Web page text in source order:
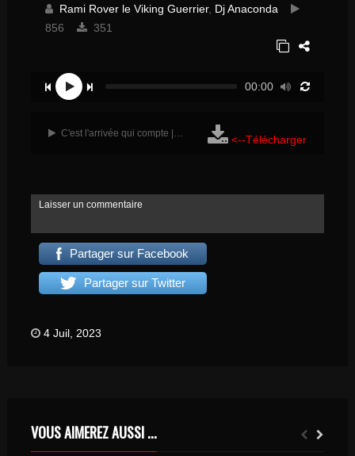
Rami Rover le Viking Guerrier, Dj Anaconda
856
351
00:00
C'est l'arrivée qui compte | 15:16 min | 21 Mo <--Télécharger
Laisser un commentaire
Partager sur Facebook
Partager sur Twitter
4 Juil, 2023
VOUS AIMEREZ AUSSI ...